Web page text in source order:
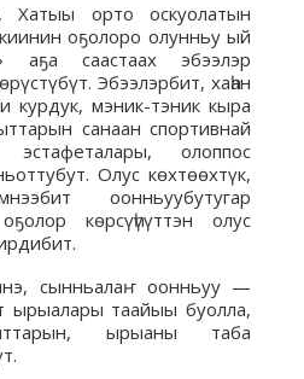
Хатыы орто оскуолатын
оҕолоро олунньу ый
аҕа саастаах эбээлэр
Эбээлэрбит, хаһан
курдук, мэник-тэник кыра
санаан спортивнай
эстафеталары, олоппос
Олус көхтөөхтүк,
оонньуубутугар
көрсүһүүттэн олус
сынньалаҥ оонньуу —
ырыалары таайыы буолла,
ырыаны таба